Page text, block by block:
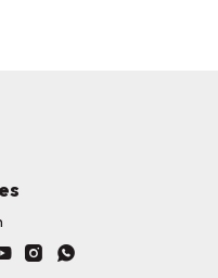
 